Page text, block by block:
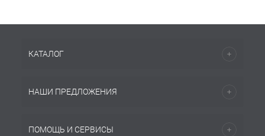
КАТАЛОГ
НАШИ ПРЕДЛОЖЕНИЯ
ПОМОЩЬ И СЕРВИСЫ